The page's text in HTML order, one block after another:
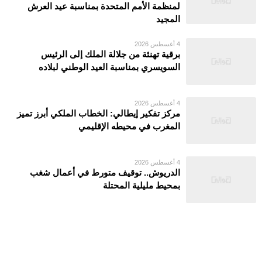
لمنظمة الأمم المتحدة بمناسبة عيد العرش
المجيد
4 أغسطس 2026
برقية تهنئة من جلالة الملك إلى الرئيس
السويسري بمناسبة العيد الوطني لبلاده
4 أغسطس 2026
مركز تفكير إيطالي: الخطاب الملكي أبرز تميز
المغرب في محيطه الإقليمي
4 أغسطس 2026
الدريوش.. توقيف متورط في أعمال شغب
بمحيط مليلية المحتلة